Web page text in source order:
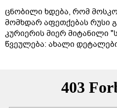
ცნობილი ხდება, რომ
მომხდარ აფეთქებას რუსი
კურიერის მიერ მიტანილი
წვეულება: ახალი